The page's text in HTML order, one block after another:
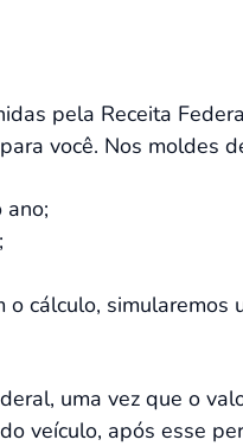
pela Receita
você. Nos moldes
ano;
cálculo,
uma vez que o
veículo, após esse